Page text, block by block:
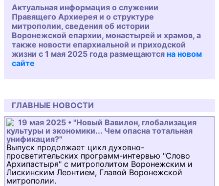
Актуальная информация о служении
Правящего Архиерея и о структуре
митрополии, сведения об истории
Воронежской епархии, монастырей и храмов, а
также новости епархиальной и приходской
жизни с 1 мая 2025 года размещаются на новом
сайте
ГЛАВНЫЕ НОВОСТИ
19 мая 2025 • "Новый Вавилон, глобализация
культуры и экономики... Чем опасна тотальная
унификация?"
Выпуск продолжает цикл духовно-
просветительских программ-интервью "Слово
Архипастыря" с митрополитом Воронежским и
Лискинским Леонтием, Главой Воронежской
митрополии.